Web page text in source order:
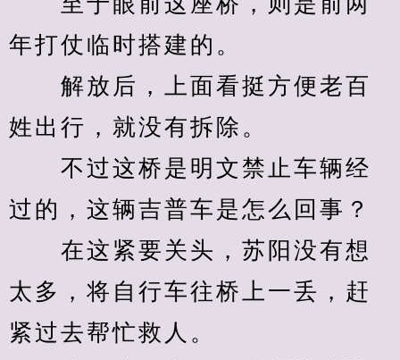
年打仗临时搭建的。
解放后，上面看挺方便老百
姓出行，就没有拆除。
不过这桥是明文禁止车辆经
过的，这辆吉普车是怎么回事？
在这紧要关头，苏阳没有想
太多，将自行车往桥上一丢，赶
紧过去帮忙救人。